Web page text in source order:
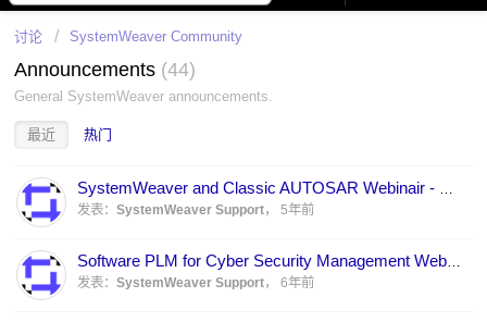
讨论 SystemWeaver Community
Announcements 44
General SystemWeaver announcements.
最近 热门
发表： SystemWeaver Support， 5年前
发表： SystemWeaver Support， 6年前